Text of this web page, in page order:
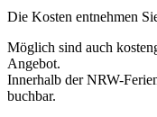
Die Kosten entnehmen
Möglich sind auch
Angebot.
Innerhalb der NRW-
buchbar.